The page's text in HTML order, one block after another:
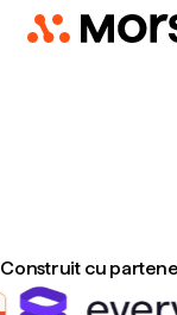
Construit cu